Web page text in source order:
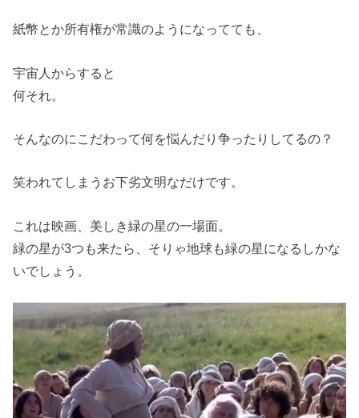
紙幣とか所有権が常識のようになってても、
宇宙人からすると
何それ。
そんなのにこだわって何を悩んだり争ったりしてるの？
笑われてしまうお下劣文明なだけです。
これは映画、美しき緑の星の一場面。
緑の星が3つも来たら、そりゃ地球も緑の星になるしかな
いでしょう。